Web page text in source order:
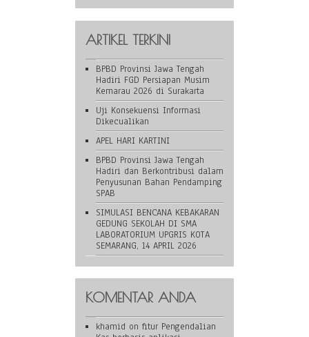
ARTIKEL TERKINI
BPBD Provinsi Jawa Tengah
Hadiri FGD Persiapan Musim
Kemarau 2026 di Surakarta
Uji Konsekuensi Informasi
Dikecualikan
APEL HARI KARTINI
BPBD Provinsi Jawa Tengah
Hadiri dan Berkontribusi dalam
Penyusunan Bahan Pendamping
SPAB
SIMULASI BENCANA KEBAKARAN
GEDUNG SEKOLAH DI SMA
LABORATORIUM UPGRIS KOTA
SEMARANG, 14 APRIL 2026
KOMENTAR ANDA
khamid on fitur Pengendalian